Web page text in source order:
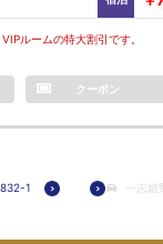
ルームの特大割引です。
クーポン
1
一志